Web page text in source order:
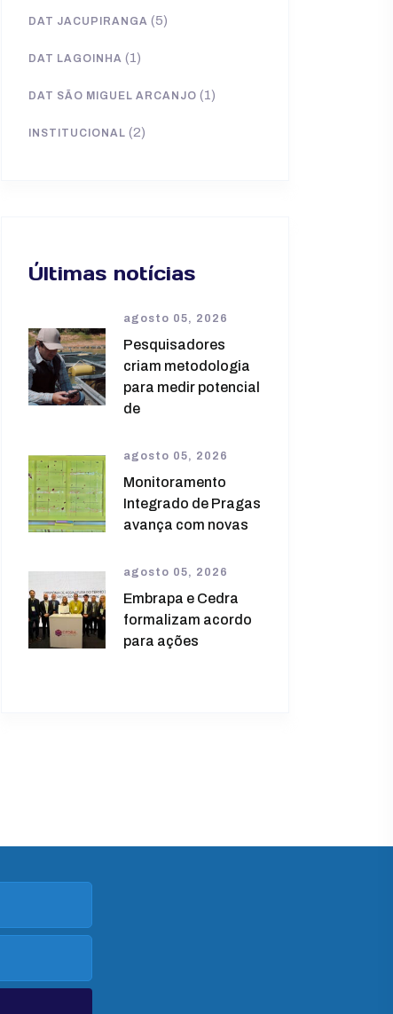
DAT JACUPIRANGA (5)
DAT LAGOINHA (1)
DAT SÃO MIGUEL ARCANJO (1)
INSTITUCIONAL (2)
Últimas notícias
agosto 05, 2026
Pesquisadores
criam metodologia
para medir potencial
de
agosto 05, 2026
Monitoramento
Integrado de Pragas
avança com novas
agosto 05, 2026
Embrapa e Cedra
formalizam acordo
para ações